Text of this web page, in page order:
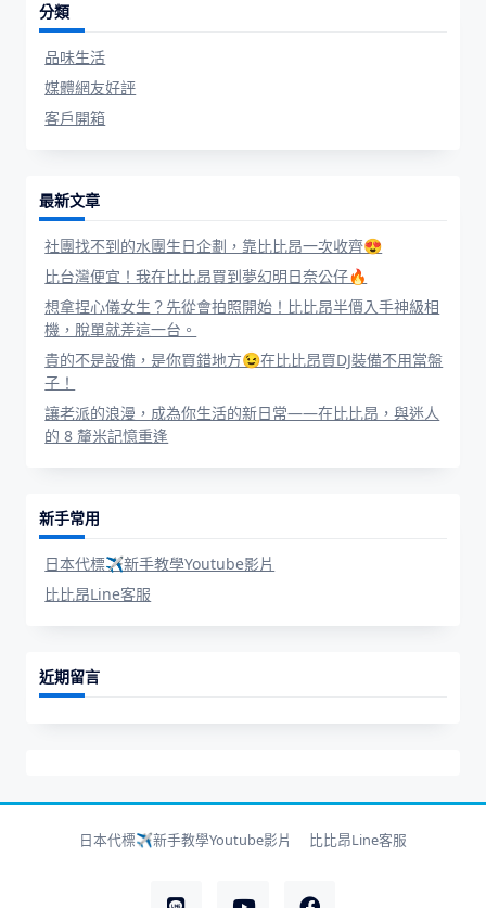
分類
品味生活
媒體網友好評
客戶開箱
最新文章
社團找不到的水團生日企劃，靠比比昂一次收齊😍
比台灣便宜！我在比比昂買到夢幻明日奈公仔🔥
想拿捏心儀女生？先從會拍照開始！比比昂半價入手神級相
機，脫單就差這一台。
貴的不是設備，是你買錯地方😉在比比昂買DJ裝備不用當盤
子！
讓老派的浪漫，成為你生活的新日常——在比比昂，與迷人
的 8 釐米記憶重逢
新手常用
日本代標✈新手教學Youtube影片
比比昂Line客服
近期留言
日本代標✈新手教學Youtube影片 比比昂Line客服